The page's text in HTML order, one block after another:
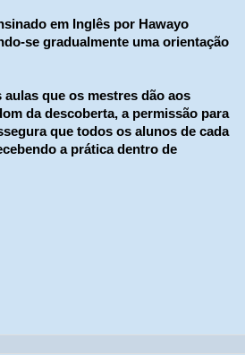
em Inglês por Hawayo
se gradualmente uma orientação
que os mestres dão aos
da descoberta, a permissão para
que todos os alunos de cada
a prática dentro de